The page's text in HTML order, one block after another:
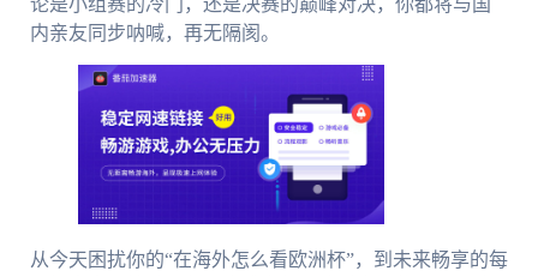
论是小组赛的冷门，还是决赛的巅峰对决，你都将与国
内亲友同步呐喊，再无隔阂。
从今天困扰你的“在海外怎么看欧洲杯”，到未来畅享的每